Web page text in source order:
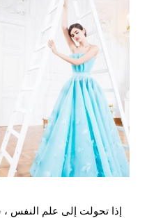
إذا تحولت إلى علم النفس ،